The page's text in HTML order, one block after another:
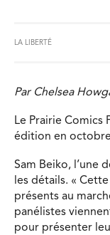
LA LIBERTÉ
Par Chelsea
Le Prairie Comics
édition en
Sam Beiko, l’une
les détails. «
présents au
panélistes
pour présenter